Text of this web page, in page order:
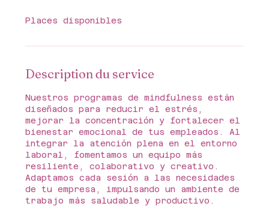
é
Places disponibles
Description du service
Nuestros programas de mindfulness están
diseñados para reducir el estrés,
mejorar la concentración y fortalecer el
bienestar emocional de tus empleados. Al
integrar la atención plena en el entorno
laboral, fomentamos un equipo más
resiliente, colaborativo y creativo.
Adaptamos cada sesión a las necesidades
de tu empresa, impulsando un ambiente de
trabajo más saludable y productivo.